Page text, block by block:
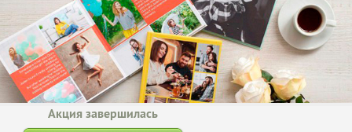
Акция завершилась